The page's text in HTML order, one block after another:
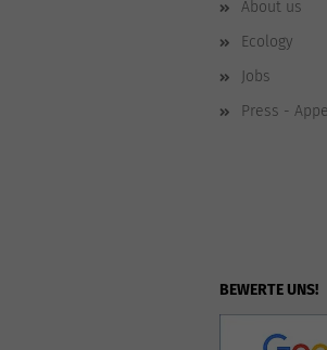
About us
Ecology
Jobs
Press -
BEWERTE UNS!